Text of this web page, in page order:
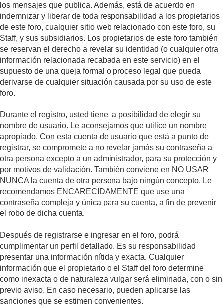
los mensajes que publica. Además, está de acuerdo en
indemnizar y liberar de toda responsabilidad a los propietarios
de este foro, cualquier sitio web relacionado con este foro, su
Staff, y sus subsidiarios. Los propietarios de este foro también
se reservan el derecho a revelar su identidad (o cualquier otra
información relacionada recabada en este servicio) en el
supuesto de una queja formal o proceso legal que pueda
derivarse de cualquier situación causada por su uso de este
foro.
Durante el registro, usted tiene la posibilidad de elegir su
nombre de usuario. Le aconsejamos que utilice un nombre
apropiado. Con esta cuenta de usuario que está a punto de
registrar, se compromete a no revelar jamás su contraseña a
otra persona excepto a un administrador, para su protección y
por motivos de validación. También conviene en NO USAR
NUNCA la cuenta de otra persona bajo ningún concepto. Le
recomendamos ENCARECIDAMENTE que use una
contraseña compleja y única para su cuenta, a fin de prevenir
el robo de dicha cuenta.
Después de registrarse e ingresar en el foro, podrá
cumplimentar un perfil detallado. Es su responsabilidad
presentar una información nítida y exacta. Cualquier
información que el propietario o el Staff del foro determine
como inexacta o de naturaleza vulgar será eliminada, con o sin
previo aviso. En caso necesario, pueden aplicarse las
sanciones que se estimen convenientes.